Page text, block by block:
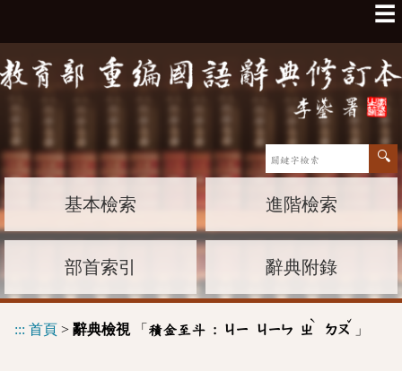
☰
基本檢索 進階檢索
部首索引 辭典附錄
::: 首頁 > 辭典檢視「 積金至斗 : ㄐㄧ ㄐㄧㄣ ㄓ
ˋ
ㄉㄡ
ˇ
」